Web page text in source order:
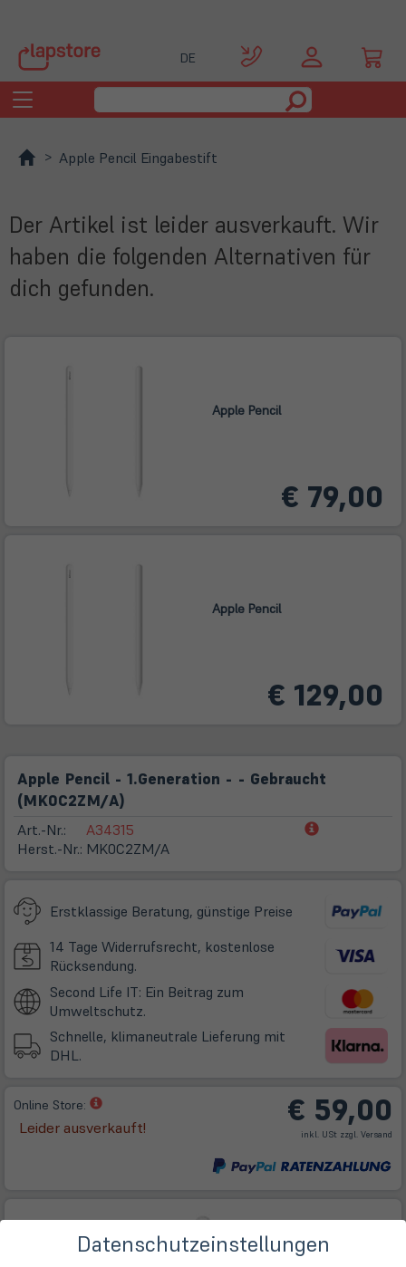
DE
Toggle
navigation
Apple Pencil Eingabestift
Der Artikel ist leider ausverkauft. Wir
haben die folgenden Alternativen für
dich gefunden.
Apple Pencil
€ 79,00
Apple Pencil
€ 129,00
Apple Pencil - 1.Generation - - Gebraucht
(MK0C2ZM/A)
Art.-Nr.:
Herst.-Nr.:
A34315
MK0C2ZM/A
(öffnet
Erstklassige Beratung, günstige Preise
14 Tage Widerrufsrecht, kostenlose
Rücksendung.
Second Life IT: Ein Beitrag zum
Umweltschutz.
Schnelle, klimaneutrale Lieferung mit
DHL.
Online Store:
(öffnet
in
neuem
Leider ausverkauft! € 59,00
inkl. USt zzgl. Versand
Datenschutzeinstellungen